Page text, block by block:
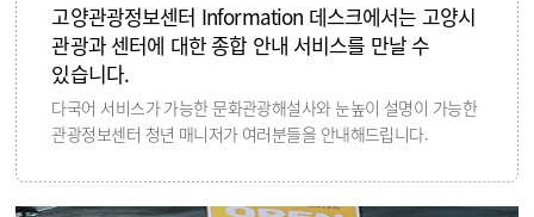
고양관광정보센터 Information 데스크에서는 고양시
관광과 센터에 대한 종합 안내 서비스를 만날 수
있습니다.
다국어 서비스가 가능한 문화관광해설사와 눈높이 설명이 가능한
관광정보센터 청년 매니저가 여러분들을 안내해드립니다.